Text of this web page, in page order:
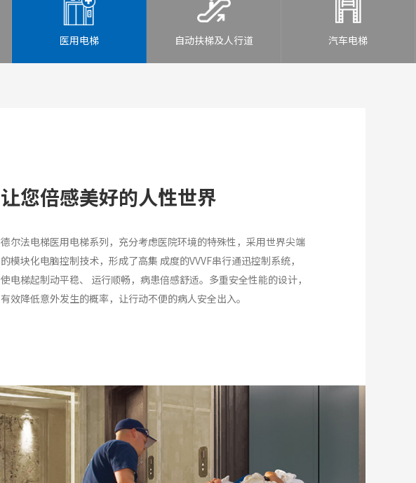
医用电梯 自动扶梯及人行道 汽车电梯
让您倍感美好的人性世界
德尔法电梯医用电梯系列，充分考虑医院环境的特殊性，采用世界尖端
的模块化电脑控制技术，形成了高集 成度的VVVF串行通迅控制系统，
使电梯起制动平稳、 运行顺畅，病患倍感舒适。多重安全性能的设计，
有效降低意外发生的概率，让行动不便的病人安全出入。